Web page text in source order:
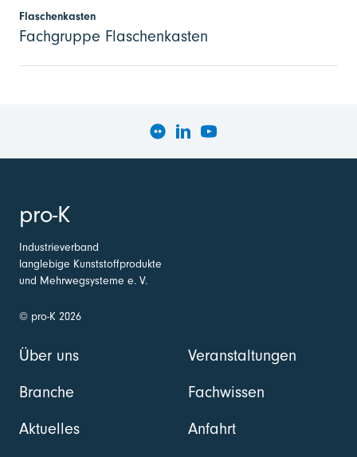
Flaschenkasten
Fachgruppe Flaschenkasten
pro-K
Industrieverband
langlebige Kunststoffprodukte
und Mehrwegsysteme e. V.
© pro-K 2026
Über uns
Branche
Aktuelles
Veranstaltungen
Fachwissen
Anfahrt